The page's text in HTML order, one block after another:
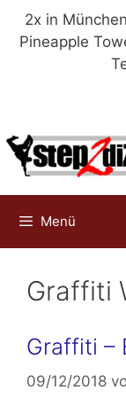
Zum
Inhalt
2x in
Pineapple
Menü
Graffiti
Graffiti –
09/12/2018